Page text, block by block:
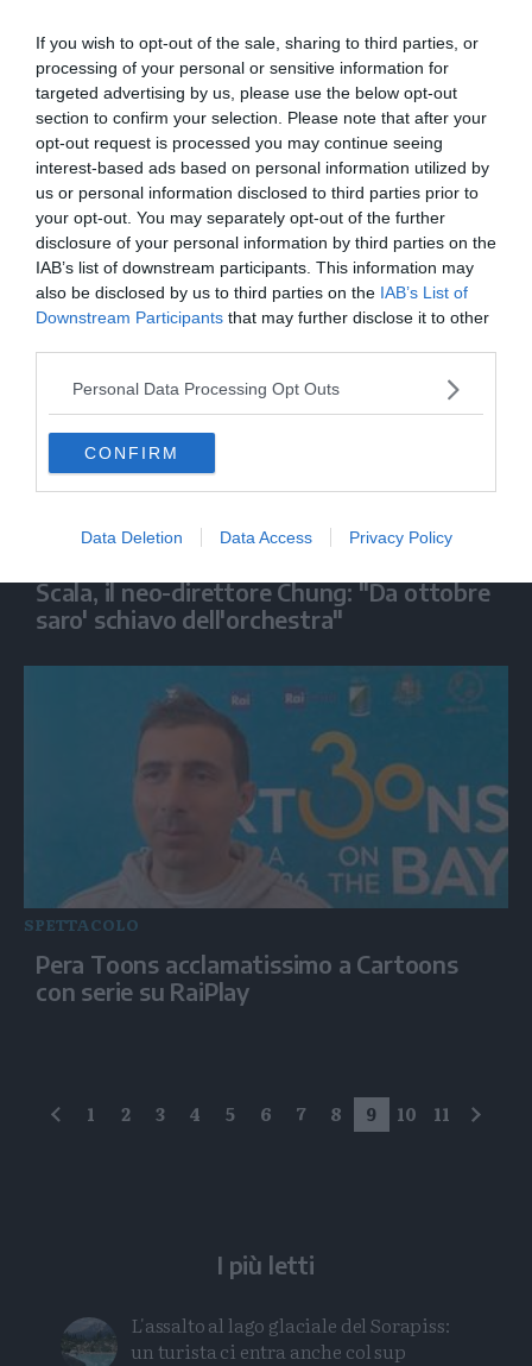
If you wish to opt-out of the sale, sharing to third parties, or
processing of your personal or sensitive information for
targeted advertising by us, please use the below opt-out
section to confirm your selection. Please note that after your
opt-out request is processed you may continue seeing
interest-based ads based on personal information utilized by
us or personal information disclosed to third parties prior to
your opt-out. You may separately opt-out of the further
disclosure of your personal information by third parties on the
IAB’s list of downstream participants. This information may
also be disclosed by us to third parties on the IAB’s List of
Downstream Participants that may further disclose it to other
Personal Data Processing Opt Outs
CONFIRM
Data Deletion Data Access Privacy Policy
SPETTACOLO
Monde Fest, premio alla carriera a Terry
Gilliam
Scala, il neo-direttore Chung: "Da ottobre
saro' schiavo dell'orchestra"
SPETTACOLO
Pera Toons acclamatissimo a Cartoons
con serie su RaiPlay
precedente
1 2 3 4 5 6 7 8 9 10 11
I più letti
L'assalto al lago glaciale del Sorapiss:
un turista ci entra anche col sup